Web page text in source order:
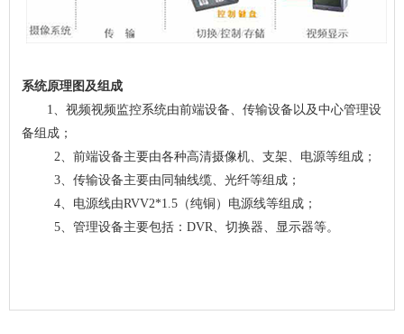
系统原理图及组成
1、视频视频监控系统由前端设备、传输设备以及中心管理设
备组成；
2、前端设备主要由各种高清摄像机、支架、电源等组成；
3、传输设备主要由同轴线缆、光纤等组成；
4、电源线由RVV2*1.5（纯铜）电源线等组成；
5、管理设备主要包括：DVR、切换器、显示器等。